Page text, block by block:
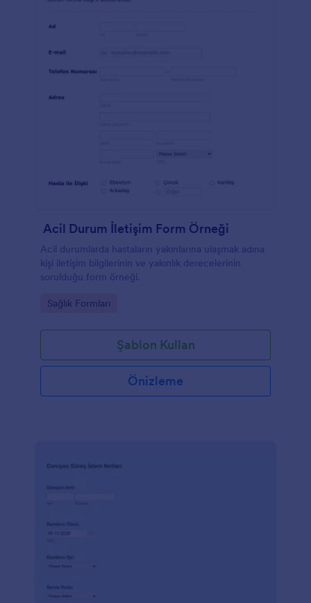
Acil Durum İletişim Form Örneği
Acil durumlarda hastaların yakınlarına ulaşmak adına
kişi iletişim bilgilerinin ve yakınlık derecelerinin
sorulduğu form örneği.
Go to Category:
Sağlık Formları
Şablon Kullan
Önizleme